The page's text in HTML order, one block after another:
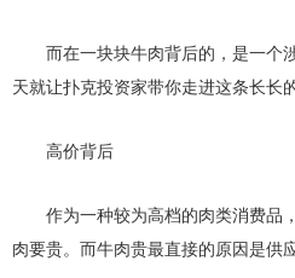
而在一块块牛肉背后的，是一个
天就让扑克投资家带你走进这条长长
高价背后
作为一种较为高档的肉类消费品
肉要贵。而牛肉贵最直接的原因是供